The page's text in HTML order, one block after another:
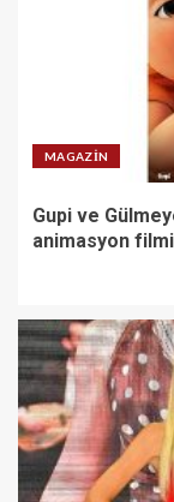
MAGAZIN
Gupi ve
animasyon